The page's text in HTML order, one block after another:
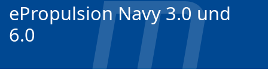
ePropulsion Navy 3.0 und
6.0